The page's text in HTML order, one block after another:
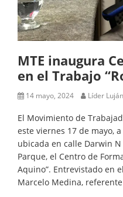
MTE inaugura
en el Trabajo
14 mayo, 2024 Líder Luján
El Movimiento de
este viernes 17 de mayo,
ubicada en calle Darwin
Parque, el Centro de
Aquino”. Entrevistado en
Marcelo Medina,